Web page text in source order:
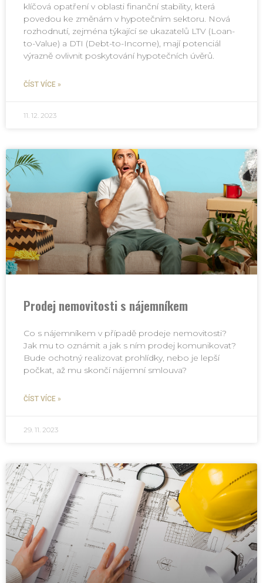
klíčová opatření v oblasti finanční stability, která
povedou ke změnám v hypotečním sektoru. Nová
rozhodnutí, zejména týkající se ukazatelů LTV (Loan-
to-Value) a DTI (Debt-to-Income), mají potenciál
výrazně ovlivnit poskytování hypotečních úvěrů.
ČÍST VÍCE »
11. 12. 2023
Prodej nemovitosti s nájemníkem
Co s nájemníkem v případě prodeje nemovitosti?
Jak mu to oznámit a jak s ním prodej komunikovat?
Bude ochotný realizovat prohlídky, nebo je lepší
počkat, až mu skončí nájemní smlouva?
ČÍST VÍCE »
29. 11. 2023